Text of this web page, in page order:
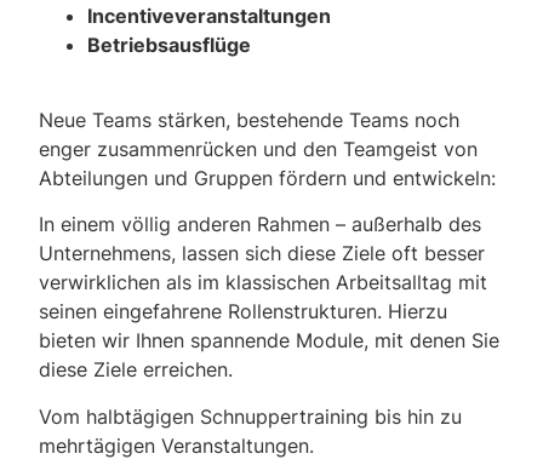
Incentiveveranstaltungen
Betriebsausflüge
Neue Teams stärken, bestehende Teams noch
enger zusammenrücken und den Teamgeist von
Abteilungen und Gruppen fördern und entwickeln:
In einem völlig anderen Rahmen – außerhalb des
Unternehmens, lassen sich diese Ziele oft besser
verwirklichen als im klassischen Arbeitsalltag mit
seinen eingefahrene Rollenstrukturen. Hierzu
bieten wir Ihnen spannende Module, mit denen Sie
diese Ziele erreichen.
Vom halbtägigen Schnuppertraining bis hin zu
mehrtägigen Veranstaltungen.